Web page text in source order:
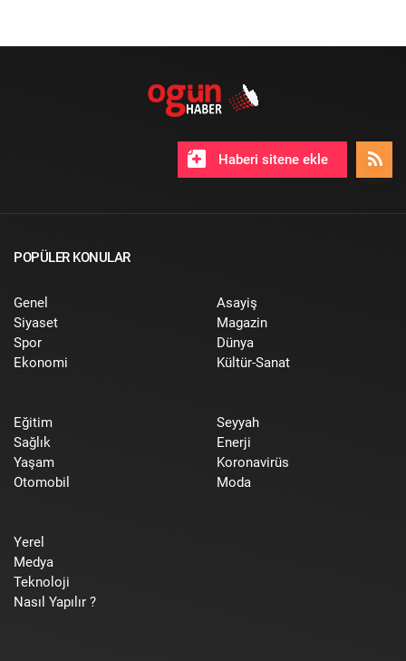
Haberi sitene ekle
POPÜLER KONULAR
Genel
Siyaset
Spor
Ekonomi
Asayiş
Magazin
Dünya
Kültür-Sanat
Eğitim
Sağlık
Yaşam
Otomobil
Seyyah
Enerji
Koronavirüs
Moda
Yerel
Medya
Teknoloji
Nasıl Yapılır ?